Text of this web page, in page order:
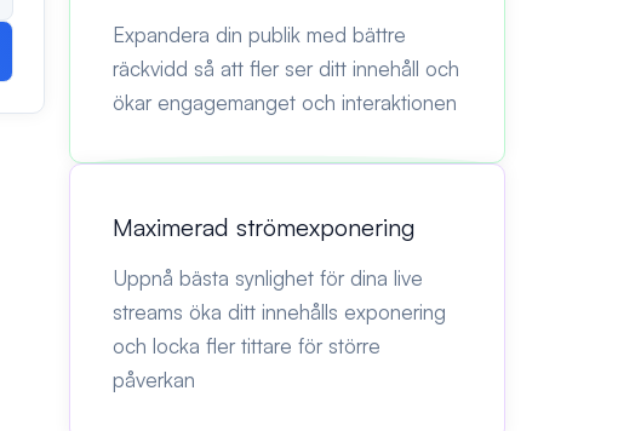
Expandera din publik med bättre
räckvidd så att fler ser ditt innehåll och
ökar engagemanget och interaktionen
Maximerad strömexponering
Uppnå bästa synlighet för dina live
streams öka ditt innehålls exponering
och locka fler tittare för större
påverkan